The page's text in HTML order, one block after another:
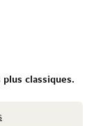
classiques.